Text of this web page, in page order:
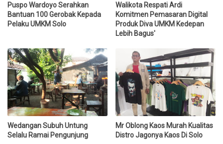
Puspo Wardoyo Serahkan
Bantuan 100 Gerobak Kepada
Pelaku UMKM Solo
Walikota Respati Ardi
Komitmen Pemasaran Digital
Produk Diva UMKM Kedepan
Lebih Bagus'
Wedangan Subuh Untung
Selalu Ramai Pengunjung
Mr Oblong Kaos Murah Kualitas
Distro Jagonya Kaos Di Solo